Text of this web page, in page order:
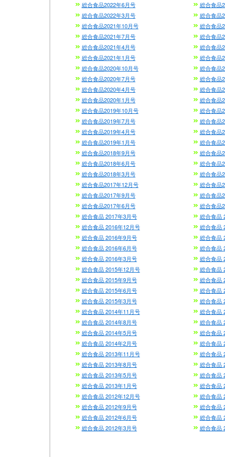
総合食品2022年6月号
総合食品
総合食品2022年3月号
総合食品
総合食品2021年10月号
総合食品
総合食品2021年7月号
総合食品
総合食品2021年4月号
総合食品
総合食品2021年1月号
総合食品
総合食品2020年10月号
総合食品
総合食品2020年7月号
総合食品
総合食品2020年4月号
総合食品
総合食品2020年1月号
総合食品
総合食品2019年10月号
総合食品
総合食品2019年7月号
総合食品
総合食品2019年4月号
総合食品
総合食品2019年1月号
総合食品
総合食品2018年9月号
総合食品
総合食品2018年6月号
総合食品
総合食品2018年3月号
総合食品
総合食品2017年12月号
総合食品
総合食品2017年9月号
総合食品
総合食品2017年6月号
総合食品
総合食品 2017年3月号
総合食品
総合食品 2016年12月号
総合食品
総合食品 2016年9月号
総合食品
総合食品 2016年6月号
総合食品
総合食品 2016年3月号
総合食品
総合食品 2015年12月号
総合食品
総合食品 2015年9月号
総合食品
総合食品 2015年6月号
総合食品
総合食品 2015年3月号
総合食品
総合食品 2014年11月号
総合食品
総合食品 2014年8月号
総合食品
総合食品 2014年5月号
総合食品
総合食品 2014年2月号
総合食品
総合食品 2013年11月号
総合食品
総合食品 2013年8月号
総合食品
総合食品 2013年5月号
総合食品
総合食品 2013年1月号
総合食品
総合食品 2012年12月号
総合食品
総合食品 2012年9月号
総合食品
総合食品 2012年6月号
総合食品
総合食品 2012年3月号
総合食品